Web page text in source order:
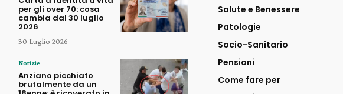
per gli over 70: cosa
cambia dal 30 luglio
2026
30 Luglio 2026
Notizie
Anziano picchiato
brutalmente da un
Salute e Benessere
Patologie
Socio-Sanitario
Pensioni
Come fare per